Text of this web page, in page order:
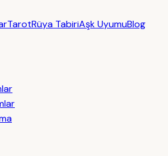
TarotRüya TabiriAşk UyumuBlog